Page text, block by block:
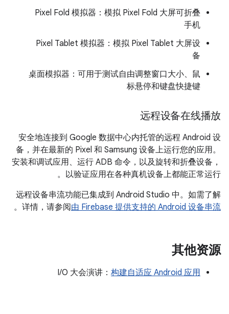
Pixel Fold 模拟器：模拟 Pixel Fold 大屏可折叠
手机
Pixel Tablet 模拟器：模拟 Pixel Tablet 大屏设
备
桌面模拟器：可用于测试自由调整窗口大小、鼠
标悬停和键盘快捷键
远程设备在线播放
安全地连接到 Google 数据中心内托管的远程 Android 设
备，并在最新的 Pixel 和 Samsung 设备上运行您的应用。
安装和调试应用、运行 ADB 命令，以及旋转和折叠设备，
以验证应用在各种真机设备上都能正常运行。
远程设备串流功能已集成到 Android Studio 中。如需了解
详情，请参阅由 Firebase 提供支持的 Android 设备串流
。
其他资源
I/O 大会演讲： 构建自适应 Android 应用